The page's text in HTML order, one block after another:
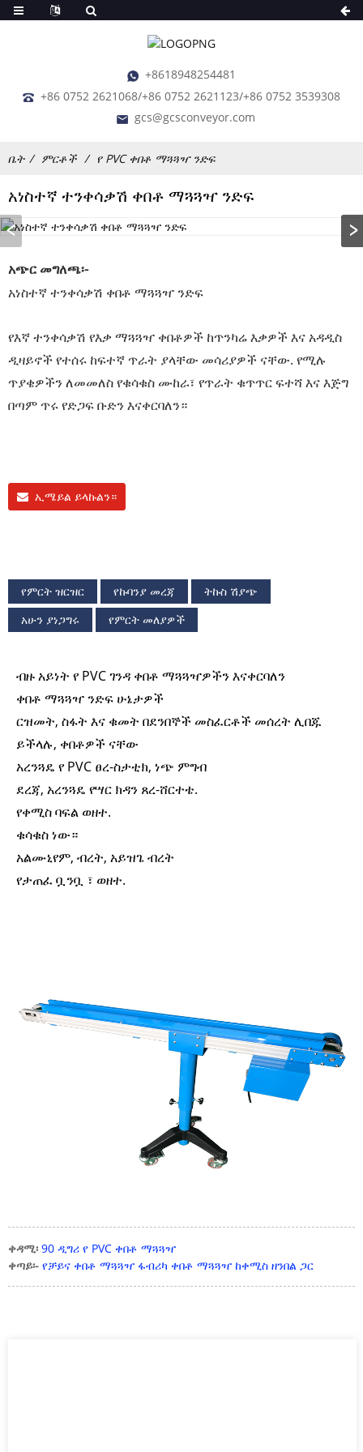
+8618948254481
+86 0752 2621068/+86 0752 2621123/+86 0752 3539308
gcs@gcsconveyor.com
ቤት ምርቶች የ PVC ቀበቶ ማጓጓዣ ንድፍ
አነስተኛ ተንቀሳቃሽ ቀበቶ ማጓጓዣ ንድፍ
አጭር መግለጫ፡-
አነስተኛ ተንቀሳቃሽ ቀበቶ ማጓጓዣ ንድፍ
የእኛ ተንቀሳቃሽ የእቃ ማጓጓዣ ቀበቶዎች ከጥንካሬ እቃዎች እና አዳዲስ
ዲዛይኖች የተሰሩ ከፍተኛ ጥራት ያላቸው መሳሪያዎች ናቸው. የሚሉ
ጥያቄዎችን ለመመለስ የቁሳቁስ ሙከራ፣ የጥራት ቁጥጥር ፍተሻ እና እጅግ
በጣም ጥሩ የድጋፍ ቡድን እናቀርባለን።
ኢሜይል ይላኩልን።
የምርት ዝርዝር የኩባንያ መረጃ
ትኩስ ሽያጭ
አሁን ያነጋግሩ
የምርት መለያዎች
ብዙ አይነት የ PVC ገንዳ ቀበቶ ማጓጓዣዎችን እናቀርባለን
ቀበቶ ማጓጓዣ ንድፍ ሁኔታዎች
ርዝመት, ስፋት እና ቁመት በደንበኞች መስፈርቶች መሰረት ሊበጁ
ይችላሉ, ቀበቶዎች ናቸው
አረንጓዴ የ PVC ፀረ-ስታቲክ, ነጭ ምግብ
ደረጃ, አረንጓዴ የሣር ክዳን ጸረ-ሸርተቴ.
የቀሚስ ባፍል ወዘተ.
ቁሳቁስ ነው።
አልሙኒየም, ብረት, አይዝጌ ብረት
የታጠፈ ቧንቧ ፣ ወዘተ.
ቀዳሚ፡ 90 ዲግሪ የ PVC ቀበቶ ማጓጓዣ
ቀጣይ፡- የቻይና ቀበቶ ማጓጓዣ ፋብሪካ ቀበቶ ማጓጓዣ ከቀሚስ ዘንበል ጋር